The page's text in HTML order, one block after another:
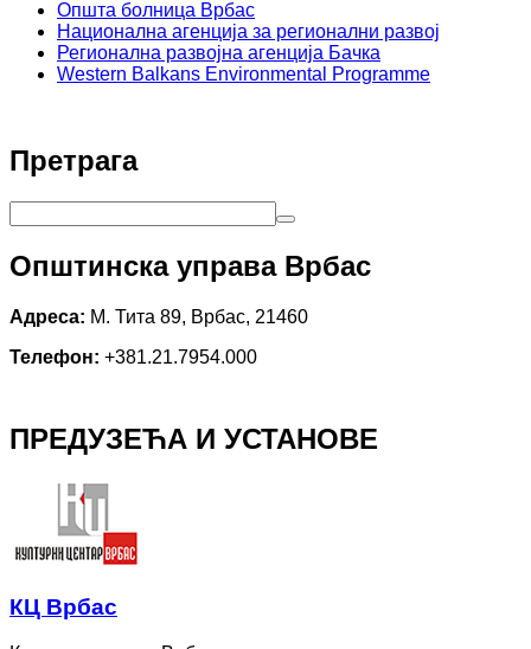
Општа болница Врбас
Национална агенција за регионални развој
Регионална развојна агенција Бачка
Western Balkans Environmental Programme
Претрага
Општинска управа Врбас
Адреса: М. Тита 89, Врбас, 21460
Телефон: +381.21.7954.000
ПРЕДУЗЕЋА И УСТАНОВЕ
КЦ Врбас